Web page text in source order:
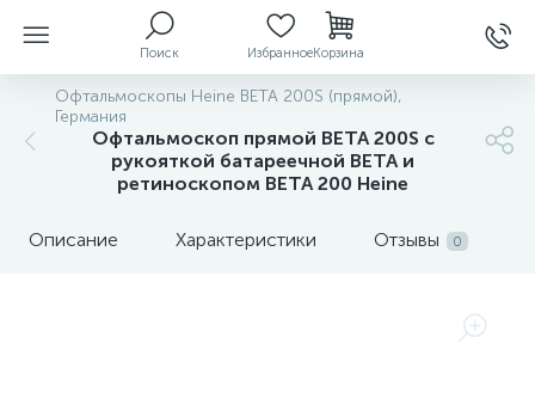
Поиск ИзбранноеКорзина
Офтальмоскопы Heine BETA 200S (прямой),
Германия
Офтальмоскоп прямой BETA 200S с
рукояткой батареечной BETA и
ретиноскопом ВЕТА 200 Heine
Описание Характеристики Отзывы 0